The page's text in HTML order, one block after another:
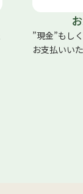
”現金”もし
お支払いい